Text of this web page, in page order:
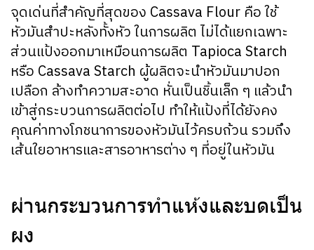
จุดเด่นที่สำคัญที่สุดของ Cassava Flour คือ ใช้
หัวมันสำปะหลังทั้งหัว ในการผลิต ไม่ได้แยกเฉพาะ
ส่วนแป้งออกมาเหมือนการผลิต Tapioca Starch
หรือ Cassava Starch ผู้ผลิตจะนำหัวมันมาปอก
เปลือก ล้างทำความสะอาด หั่นเป็นชิ้นเล็ก ๆ แล้วนำ
เข้าสู่กระบวนการผลิตต่อไป ทำให้แป้งที่ได้ยังคง
คุณค่าทางโภชนาการของหัวมันไว้ครบถ้วน รวมถึง
เส้นใยอาหารและสารอาหารต่าง ๆ ที่อยู่ในหัวมัน
ผ่านกระบวนการทำแห้งและบดเป็น
ผง